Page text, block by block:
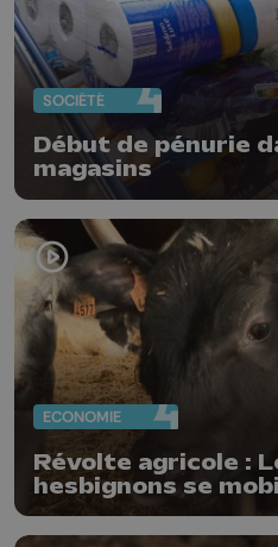
SOCIÉTÉ
Début de pénurie
magasins
ECONOMIE
Révolte agricole :
hesbignons se